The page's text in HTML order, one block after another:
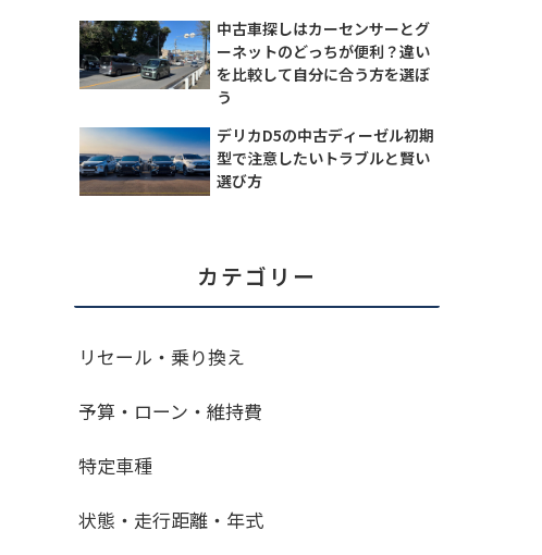
中古車探しはカーセンサーとグ
ーネットのどっちが便利？違い
を比較して自分に合う方を選ぼ
う
デリカD5の中古ディーゼル初期
型で注意したいトラブルと賢い
選び方
カテゴリー
リセール・乗り換え
予算・ローン・維持費
特定車種
状態・走行距離・年式